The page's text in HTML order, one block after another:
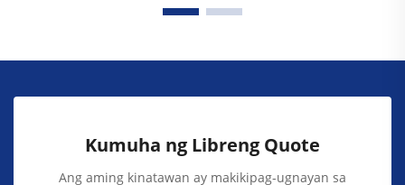
Kumuha ng Libreng Quote
Ang aming kinatawan ay makikipag-ugnayan sa